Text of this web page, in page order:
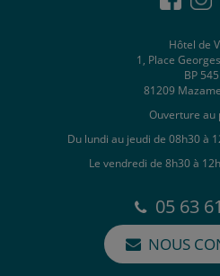
Hôtel de
1, Place
BP 545
81209
Ouverture au
Du lundi au jeudi de 08h30 à
Le vendredi de 8h30 à
05 63
NOUS